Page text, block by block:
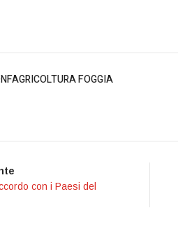
FOGGIA
con i Paesi del